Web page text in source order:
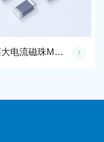
叠层大电流磁珠MGLB0603M800T0R5-LF